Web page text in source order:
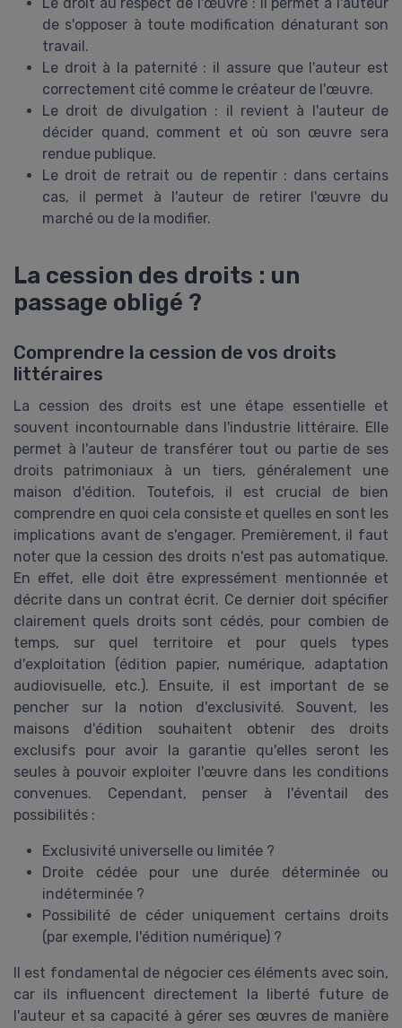
de s'opposer à toute modification dénaturant son
travail.
Le droit à la paternité : il assure que l'auteur est
correctement cité comme le créateur de l'œuvre.
Le droit de divulgation : il revient à l'auteur de
décider quand, comment et où son œuvre sera
rendue publique.
Le droit de retrait ou de repentir : dans certains
cas, il permet à l'auteur de retirer l'œuvre du
marché ou de la modifier.
La cession des droits : un
passage obligé ?
Comprendre la cession de vos droits
littéraires
La cession des droits est une étape essentielle et
souvent incontournable dans l'industrie littéraire. Elle
permet à l'auteur de transférer tout ou partie de ses
droits patrimoniaux à un tiers, généralement une
maison d'édition. Toutefois, il est crucial de bien
comprendre en quoi cela consiste et quelles en sont les
implications avant de s'engager. Premièrement, il faut
noter que la cession des droits n'est pas automatique.
En effet, elle doit être expressément mentionnée et
décrite dans un contrat écrit. Ce dernier doit spécifier
clairement quels droits sont cédés, pour combien de
temps, sur quel territoire et pour quels types
d'exploitation (édition papier, numérique, adaptation
audiovisuelle, etc.). Ensuite, il est important de se
pencher sur la notion d'exclusivité. Souvent, les
maisons d'édition souhaitent obtenir des droits
exclusifs pour avoir la garantie qu'elles seront les
seules à pouvoir exploiter l'œuvre dans les conditions
convenues. Cependant, penser à l'éventail des
possibilités :
Exclusivité universelle ou limitée ?
Droite cédée pour une durée déterminée ou
indéterminée ?
Possibilité de céder uniquement certains droits
(par exemple, l'édition numérique) ?
Il est fondamental de négocier ces éléments avec soin,
car ils influencent directement la liberté future de
l'auteur et sa capacité à gérer ses œuvres de manière